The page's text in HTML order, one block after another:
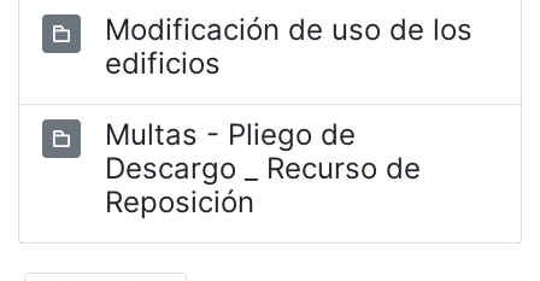
Modificación de uso de los
edificios
Multas - Pliego de
Descargo _ Recurso de
Reposición